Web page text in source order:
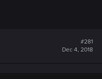
#281
Dec 4, 2018